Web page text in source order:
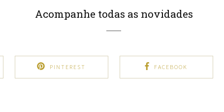
Acompanhe todas as novidades
PINTEREST FACEBOOK